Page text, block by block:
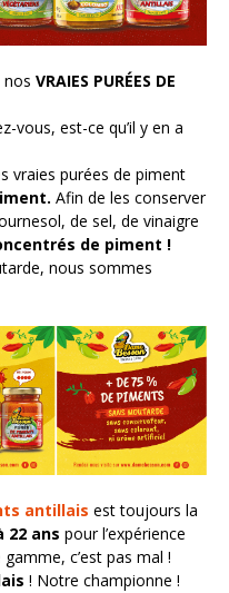
nos VRAIES PURÉES DE
vous, est-ce qu’il y en a
vraies purées de piment
Afin de les conserver
de sel, de vinaigre
de piment !
nous sommes
antillais est toujours la
22 ans pour l’expérience
c’est pas mal !
! Notre championne !